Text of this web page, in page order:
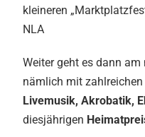
kleineren
NLA
Weiter geht es dann
nämlich mit
Livemusik, Akrobatik,
diesjährigen